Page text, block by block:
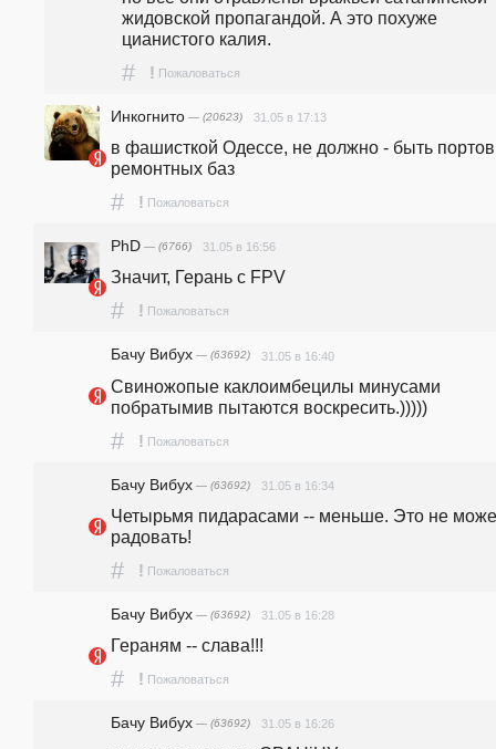
жидовской пропагандой. А это похуже
цианистого калия.
# ! Пожаловаться
Инкогнито — (20623) 31.05 в 17:13
в фашисткой Одессе, не должно - быть
ремонтных баз
# ! Пожаловаться
PhD — (6766) 31.05 в 16:56
Значит, Герань с FPV
# ! Пожаловаться
Бачу Вибух — (63692) 31.05 в 16:40
Свиножопые каклоимбецилы минусами
побратымив пытаются воскресить.)))))
# ! Пожаловаться
Бачу Вибух — (63692) 31.05 в 16:34
Четырьмя пидарасами -- меньше. Это не
радовать!
# ! Пожаловаться
Бачу Вибух — (63692) 31.05 в 16:28
Гераням -- слава!!!
# ! Пожаловаться
Бачу Вибух — (63692) 31.05 в 16:26